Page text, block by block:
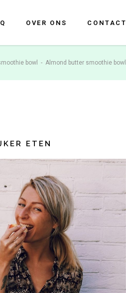
OVER ONS CONTACT
bowl - Almond butter smoothie bowl
ETEN